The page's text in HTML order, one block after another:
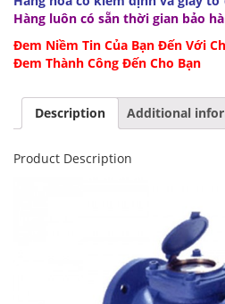
Hàng luôn có sẵn thời gian bảo
Đem Niềm Tin Của Bạn Đến Với
Đem Thành Công Đến Cho Bạn
Description Additional
Product Description